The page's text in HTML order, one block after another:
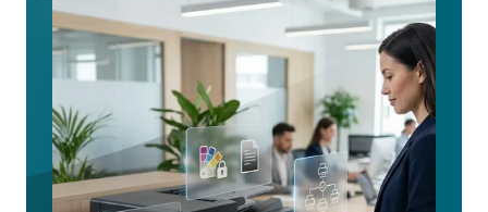
Learn
About
Profiles